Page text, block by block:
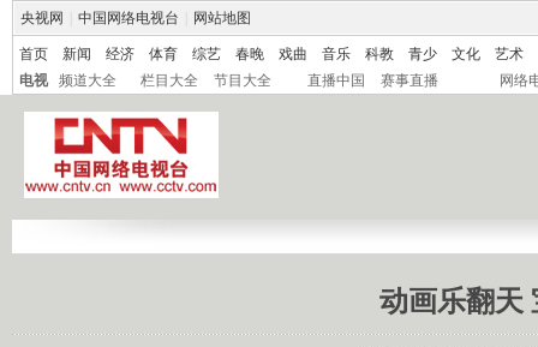
央视网 中国网络电视台 网站地图
首页 新闻 经济 体育 综艺 春晚 戏曲 音乐 科教 青少 文化
艺术
电视
频道大全 栏目大全 节目大全 直播中国 赛事直播 网络
动画乐翻天